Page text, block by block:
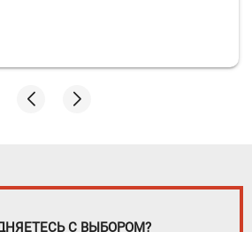
Общались с двумя
довольны их работой.
С ВЫБОРОМ?